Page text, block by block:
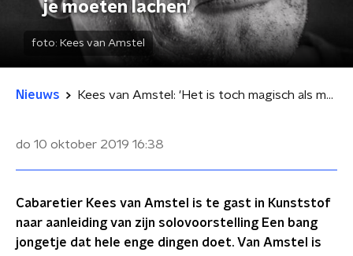
je moeten lachen'
foto: Kees van Amstel
Nieuws Kees van Amstel: 'Het is toch magisch als mensen heel hard om je moeten lachen'
do 10 oktober 2019 16:38
Cabaretier Kees van Amstel is te gast in Kunststof
naar aanleiding van zijn solovoorstelling Een bang
jongetje dat hele enge dingen doet. Van Amstel is